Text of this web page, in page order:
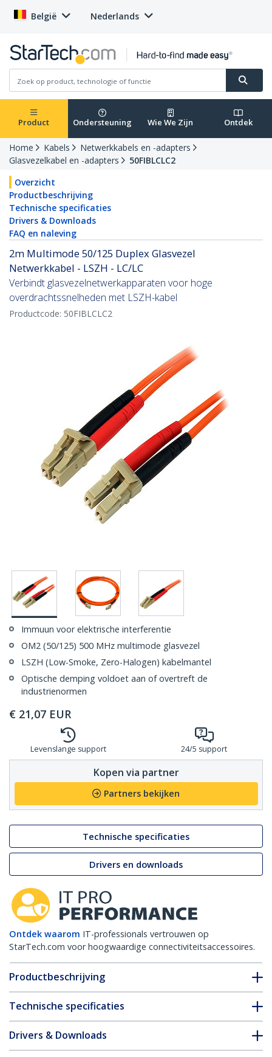
België Nederlands
Product Ondersteuning Wie We Zijn Ontdek
Home Kabels
Netwerkkabels en -adapters
Glasvezelkabel en -adapters
50FIBLCLC2
Overzicht
Productbeschrijving
Technische specificaties
Drivers & Downloads
FAQ en naleving
2m Multimode 50/125 Duplex Glasvezel
Netwerkkabel - LSZH - LC/LC
Verbindt glasvezelnetwerkapparaten voor hoge
overdrachtssnelheden met LSZH-kabel
Productcode: 50FIBLCLC2
Immuun voor elektrische interferentie
OM2 (50/125) 500 MHz multimode glasvezel
LSZH (Low-Smoke, Zero-Halogen) kabelmantel
Optische demping voldoet aan of overtreft de
industrienormen
€ 21,07 EUR
Levenslange support 24/5 support
Kopen via partner
Partners bekijken
Technische specificaties
Drivers en downloads
Ontdek waarom IT-professionals vertrouwen op
StarTech.com voor hoogwaardige connectiviteitsaccessoires.
Productbeschrijving
Technische specificaties
Drivers & Downloads